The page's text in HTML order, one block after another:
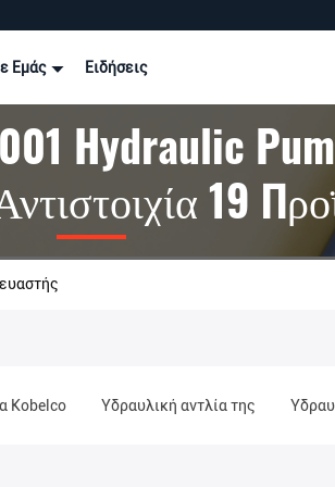
Εμάς Ειδήσεις
Hydraulic
19
Kobelco Υδραυλική αντλία της